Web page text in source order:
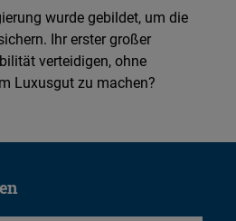
wurde gebildet, um die
Ihr erster großer
verteidigen, ohne
Luxusgut zu machen?